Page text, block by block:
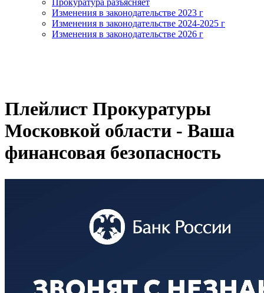
Прокуратура разъясняет
Изменения в законодательстве 2023 г
Изменения в законодательстве 2024-2025 г
Изменения в законодательстве 2026 г
Плейлист Прокуратуры
Московкой области - Ваша
финансовая безопасность